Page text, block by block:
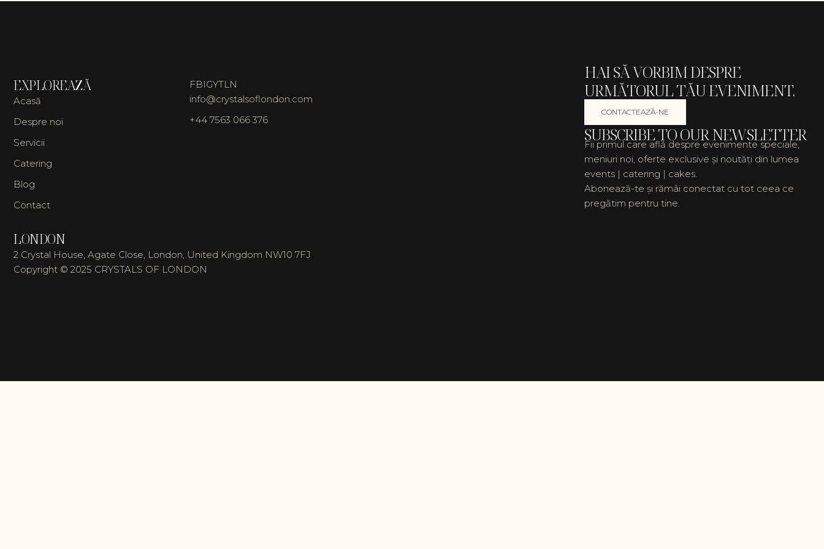
EXPLOREAZĂ
Acasă
Despre noi
Servicii
Catering
Blog
Contact
FBIGYTLN
info@crystalsoflondon.com
+44 7563 066 376
LONDON
2 Crystal House, Agate Close, London, United Kingdom NW10 7FJ
Copyright © 2025 CRYSTALS OF LONDON
HAI SĂ VORBIM DESPRE
URMĂTORUL TĂU EVENIMENT.
CONTACTEAZĂ-NE
SUBSCRIBE TO OUR NEWSLETTER
Fii primul care află despre evenimente speciale,
meniuri noi, oferte exclusive și noutăți din lumea
events | catering | cakes.
Abonează-te și rămâi conectat cu tot ceea ce
pregătim pentru tine.